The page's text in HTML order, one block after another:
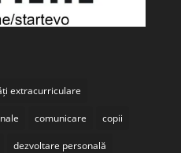
extracurriculare
comunicare copii
dezvoltare personală